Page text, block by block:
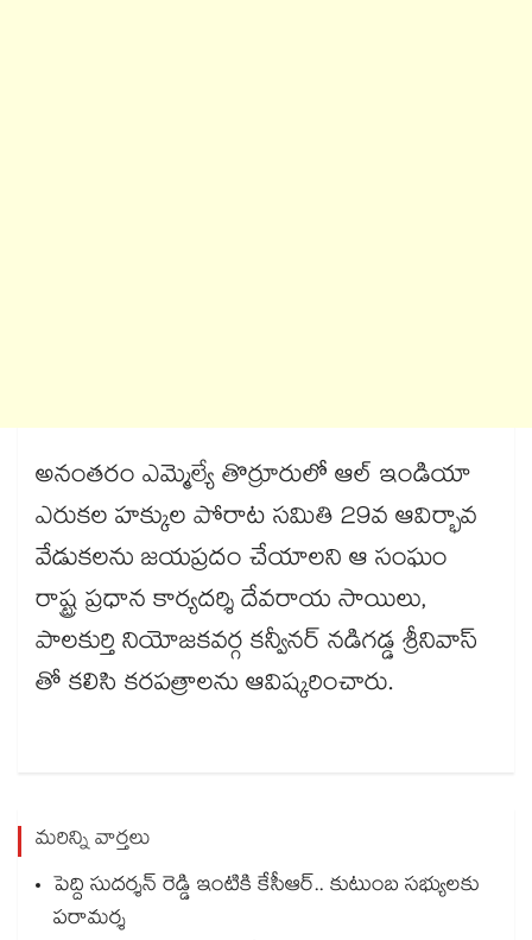
అనంతరం ఎమ్మెల్యే తొర్రూరులో ఆల్ ఇండియా
ఎరుకల హక్కుల పోరాట సమితి 29వ ఆవిర్భావ
వేడుకలను జయప్రదం చేయాలని ఆ సంఘం
రాష్ట్ర ప్రధాన కార్యదర్శి దేవరాయ సాయిలు,
పాలకుర్తి నియోజకవర్గ కన్వీనర్ నడిగడ్డ శ్రీనివాస్
తో కలిసి కరపత్రాలను ఆవిష్కరించారు.
మరిన్ని వార్తలు
పెద్ది సుదర్శన్ రెడ్డి ఇంటికి కేసీఆర్.. కుటుంబ సభ్యులకు
పరామర్శ